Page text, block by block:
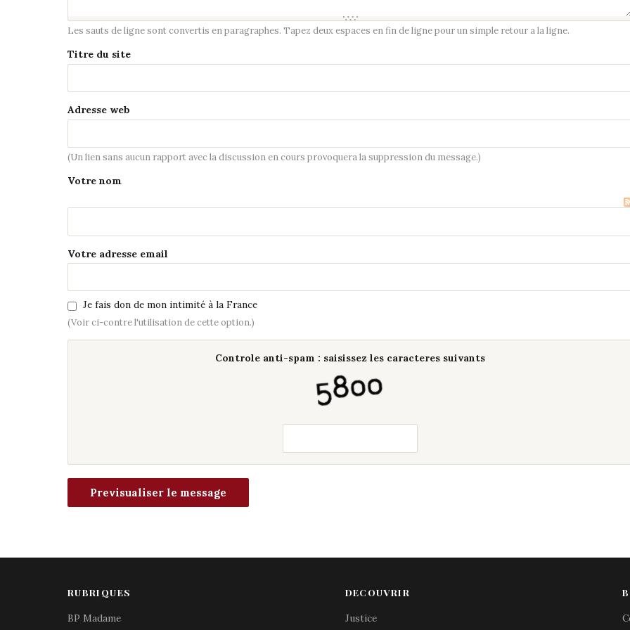
Les sauts de ligne sont convertis en paragraphes. Tapez deux espaces en fin de ligne pour un simple retour a la ligne.
Titre du site
Adresse web
(Un lien sans aucun rapport avec la discussion en cours provoquera la suppression du message.)
Votre nom
Votre adresse email
Je fais don de mon intimité à la France
(Voir ci-contre l'utilisation de cette option.)
Controle anti-spam : saisissez les caracteres suivants
RUBRIQUES
BP Madame
DECOUVRIR
Justice